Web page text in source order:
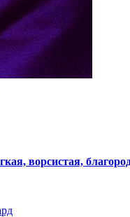
ворсистая,